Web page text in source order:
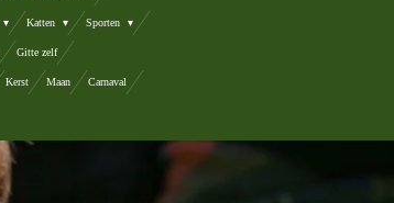
Katten Sporten
Gitte zelf
Kerst Maan Carnaval